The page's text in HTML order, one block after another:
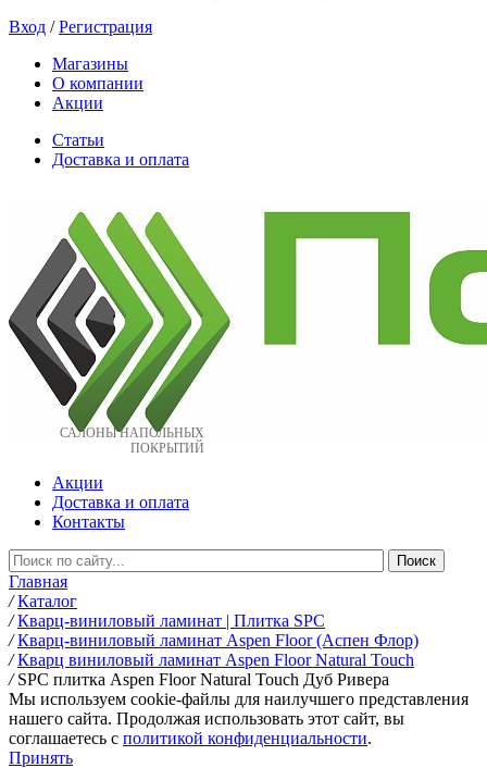
Вход /Регистрация
Магазины
О компании
Акции
Статьи
Доставка и оплата
САЛОНЫ НАПОЛЬНЫХ
ПОКРЫТИЙ
Акции
Доставка и оплата
Контакты
Главная
/ Каталог
/ Кварц-виниловый ламинат | Плитка SPC
/ Кварц-виниловый ламинат Aspen Floor (Аспен Флор)
/ Кварц виниловый ламинат Aspen Floor Natural Touch
/ SPC плитка Aspen Floor Natural Touch Дуб Ривера
Мы используем cookie-файлы для наилучшего представления
нашего сайта. Продолжая использовать этот сайт, вы
соглашаетесь c политикой конфиденциальности.
Принять